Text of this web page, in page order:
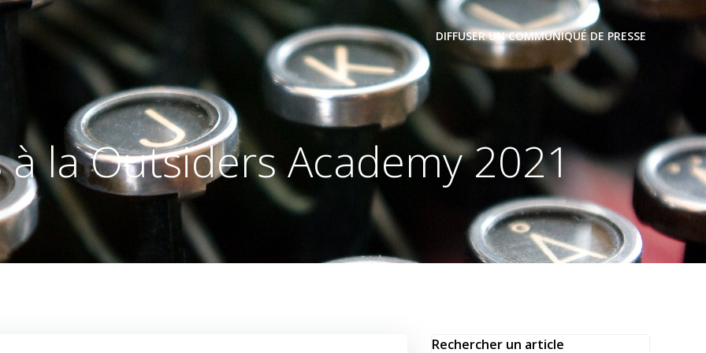
DIFFUSER UN COMMUNIQUÉ DE PRESSE
la Outsiders Academy 2021
Rechercher un article